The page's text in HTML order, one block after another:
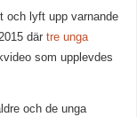
och lyft upp varnande
där tre unga
som upplevdes
och de unga